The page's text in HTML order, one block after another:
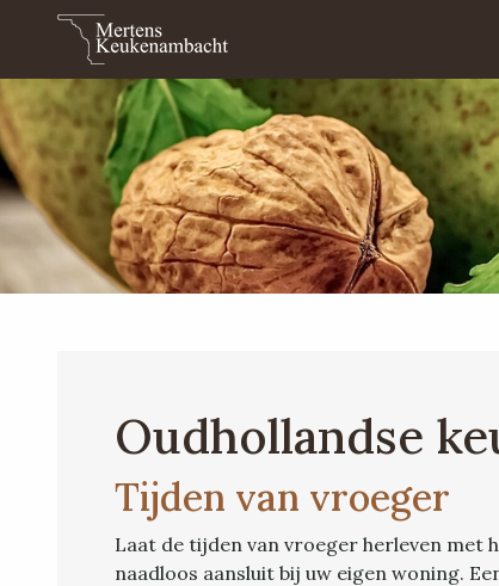
Oudhollandse
Tijden van vroeger
Laat de tijden van vroeger herleven met
naadloos aansluit bij uw eigen woning.